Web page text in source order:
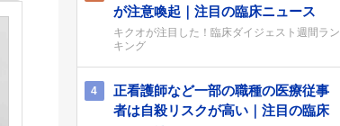
が注意喚起｜注目の臨床ニュース
キクオが注目した！臨床ダイジェスト週間ラン
キング
4
正看護師など一部の職種の医療従事
者は自殺リスクが高い｜注目の臨床